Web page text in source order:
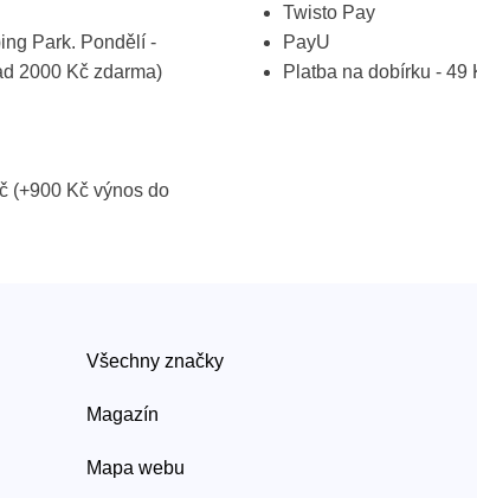
Park. Pondělí -
2000 Kč zdarma)
(+900 Kč výnos do
Twisto Pay
PayU
Platba na dobírku - 49
Všechny značky
Magazín
Mapa webu